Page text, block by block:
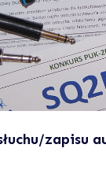
zapisu